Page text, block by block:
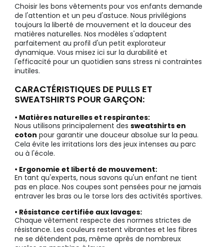
Choisir les bons vêtements pour vos enfants demande
de l'attention et un peu d'astuce. Nous privilégions
toujours la liberté de mouvement et la douceur des
matières naturelles. Nos modèles s'adaptent
parfaitement au profil d'un petit explorateur
dynamique. Vous misez ici sur la durabilité et
l'efficacité pour un quotidien sans stress ni contraintes
inutiles.
CARACTÉRISTIQUES DE PULLS ET
SWEATSHIRTS POUR GARÇON:
• Matières naturelles et respirantes:
Nous utilisons principalement des sweatshirts en
coton pour garantir une douceur absolue sur la peau.
Cela évite les irritations lors des jeux intenses au parc
ou à l'école.
• Ergonomie et liberté de mouvement:
En tant qu'experts, nous savons qu'un enfant ne tient
pas en place. Nos coupes sont pensées pour ne jamais
entraver les bras ou le torse lors des activités sportives.
• Résistance certifiée aux lavages:
Chaque vêtement respecte des normes strictes de
résistance. Les couleurs restent vibrantes et les fibres
ne se détendent pas, même après de nombreux